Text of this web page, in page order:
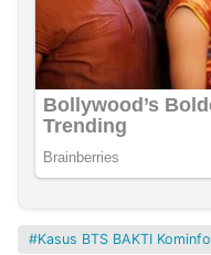
Kasus BTS BAKTI Kominfo